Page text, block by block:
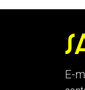
E-